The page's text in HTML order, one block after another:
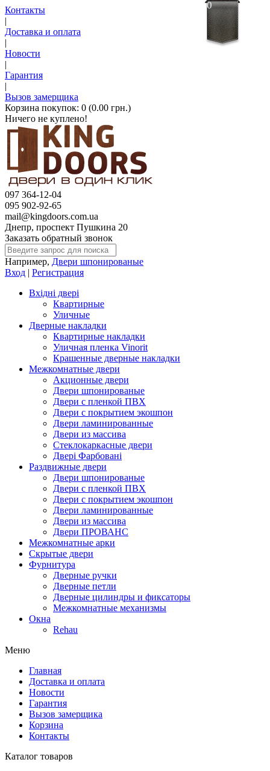
Контакты
|
Доставка и оплата
|
Новости
|
Гарантия
|
Вызов замерщика
Корзина покупок: 0 (0.00 грн.)
Ничего не куплено!
097 364-12-04
095 902-92-65
mail@kingdoors.com.ua
Днепр, проспект Пушкина 20
Заказать обратный звонок
Например, Двери шпонированые
Вход | Регистрация
Вхідні двері
Квартирные
Уличные
Дверные накладки
Квартирные накладки
Уличная пленка Vinorit
Крашенные дверные накладки
Межкомнатные двери
Акционные двери
Двери шпонированые
Двери с пленкой ПВХ
Двери с покрытием экошпон
Двери ламинированные
Двери из массива
Стеклокаркасные двери
Двері Фарбовані
Раздвижные двери
Двери шпонированые
Двери с пленкой ПВХ
Двери с покрытием экошпон
Двери ламинированные
Двери из массива
Двери ПРОВАНС
Межкомнатные арки
Скрытые двери
Фурнитура
Дверные ручки
Дверные петли
Дверные цилиндры и фиксаторы
Межкомнатные механизмы
Окна
Rehau
Меню
Главная
Доставка и оплата
Новости
Гарантия
Вызов замерщика
Корзина
Контакты
Каталог товаров
0